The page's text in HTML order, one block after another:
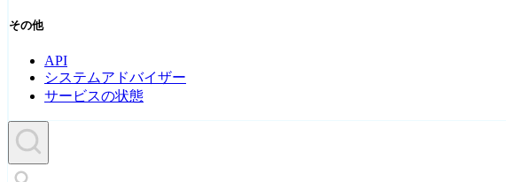
その他
API
システムアドバイザー
サービスの状態